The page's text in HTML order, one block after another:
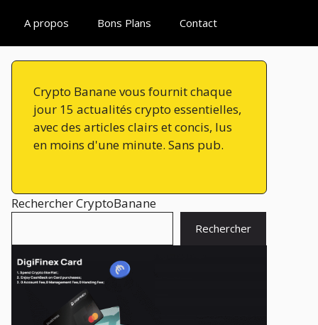
A propos Bons Plans Contact
Crypto Banane vous fournit chaque
jour 15 actualités crypto essentielles,
avec des articles clairs et concis, lus
en moins d'une minute. Sans pub.
Rechercher CryptoBanane
Rechercher